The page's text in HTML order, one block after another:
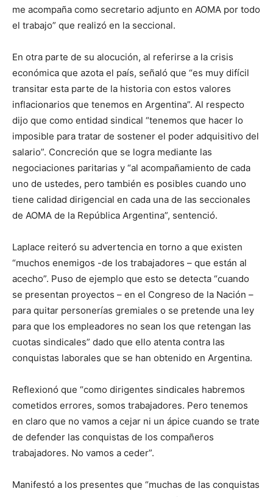
me acompaña como secretario adjunto en AOMA por todo
el trabajo” que realizó en la seccional.
En otra parte de su alocución, al referirse a la crisis
económica que azota el país, señaló que “es muy difícil
transitar esta parte de la historia con estos valores
inflacionarios que tenemos en Argentina”. Al respecto
dijo que como entidad sindical “tenemos que hacer lo
imposible para tratar de sostener el poder adquisitivo del
salario”. Concreción que se logra mediante las
negociaciones paritarias y “al acompañamiento de cada
uno de ustedes, pero también es posibles cuando uno
tiene calidad dirigencial en cada una de las seccionales
de AOMA de la República Argentina”, sentenció.
Laplace reiteró su advertencia en torno a que existen
“muchos enemigos -de los trabajadores – que están al
acecho”. Puso de ejemplo que esto se detecta “cuando
se presentan proyectos – en el Congreso de la Nación –
para quitar personerías gremiales o se pretende una ley
para que los empleadores no sean los que retengan las
cuotas sindicales” dado que ello atenta contra las
conquistas laborales que se han obtenido en Argentina.
Reflexionó que “como dirigentes sindicales habremos
cometidos errores, somos trabajadores. Pero tenemos
en claro que no vamos a cejar ni un ápice cuando se trate
de defender las conquistas de los compañeros
trabajadores. No vamos a ceder”.
Manifestó a los presentes que “muchas de las conquistas